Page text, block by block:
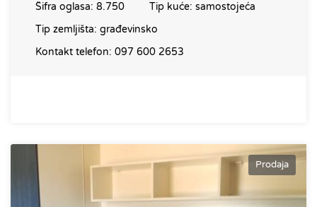
Šifra oglasa: 8.750 Tip kuće: samostojeća
Tip zemljišta: građevinsko
Kontakt telefon: 097 600 2653
Prodaja